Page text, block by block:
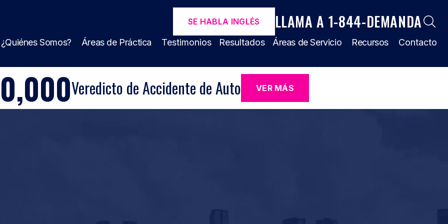
SE HABLA INGLÉS LLAMA A 1-844-DEMANDA
¿Quiénes Somos? Áreas de Práctica Testimonios Resultados Áreas de Servicio Recursos Contacto
Veredicto de Accidente de Auto VER MÁS